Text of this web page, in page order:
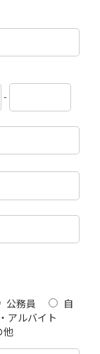
-
公務員
自
アルバイト
他